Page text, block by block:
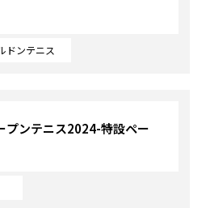
ドンテニス
プンテニス2024-特設ペー